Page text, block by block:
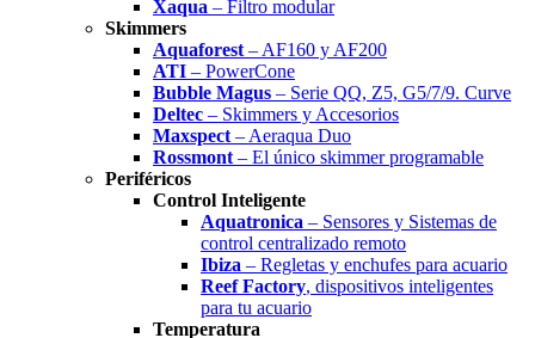
Xaqua – Filtro modular
Skimmers
Aquaforest – AF160 y AF200
ATI – PowerCone
Bubble Magus – Serie QQ, Z5, G5/7/9. Curve
Deltec – Skimmers y Accesorios
Maxspect – Aeraqua Duo
Rossmont – El único skimmer programable
Periféricos
Control Inteligente
Aquatronica – Sensores y Sistemas de
control centralizado remoto
Ibiza – Regletas y enchufes para acuario
Reef Factory, dispositivos inteligentes
para tu acuario
Temperatura